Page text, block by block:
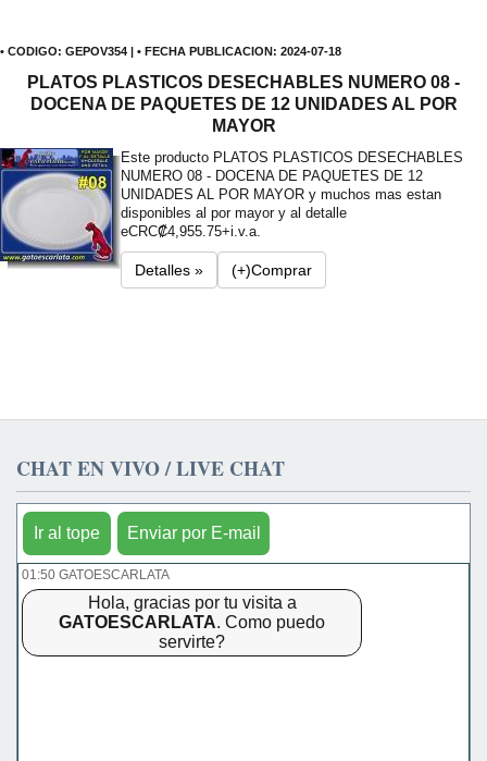
• CODIGO: GEPOV354 | • FECHA PUBLICACION: 2024-07-18
PLATOS PLASTICOS DESECHABLES NUMERO 08 -
DOCENA DE PAQUETES DE 12 UNIDADES AL POR
MAYOR
Este producto PLATOS PLASTICOS DESECHABLES
NUMERO 08 - DOCENA DE PAQUETES DE 12
UNIDADES AL POR MAYOR y muchos mas estan
disponibles al por mayor y al detalle
eCRC₡4,955.75+i.v.a.
Detalles » (+)Comprar
CHAT EN VIVO / LIVE CHAT
Ir al tope Enviar por E-mail
01:50 GATOESCARLATA
Hola, gracias por tu visita a
GATOESCARLATA. Como puedo
servirte?